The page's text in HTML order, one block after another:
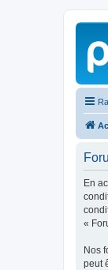
En
«
Nos
peut